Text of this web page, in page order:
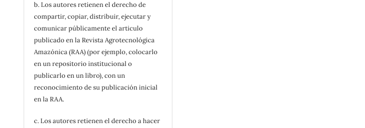
b. Los autores retienen el derecho de
compartir, copiar, distribuir, ejecutar y
comunicar públicamente el articulo
publicado en la Revista Agrotecnológica
Amazónica (RAA) (por ejemplo, colocarlo
en un repositorio institucional o
publicarlo en un libro), con un
reconocimiento de su publicación inicial
en la RAA.
c. Los autores retienen el derecho a hacer